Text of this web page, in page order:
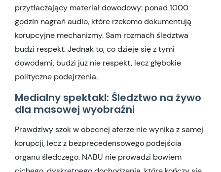
przytłaczający materiał dowodowy: ponad 1000
godzin nagrań audio, które rzekomo dokumentują
korupcyjne mechanizmy. Sam rozmach śledztwa
budzi respekt. Jednak to, co dzieje się z tymi
dowodami, budzi już nie respekt, lecz głębokie
polityczne podejrzenia.
Medialny spektakl: Śledztwo na żywo
dla masowej wyobraźni
Prawdziwy szok w obecnej aferze nie wynika z samej
korupcji, lecz z bezprecedensowego podejścia
organu śledczego. NABU nie prowadzi bowiem